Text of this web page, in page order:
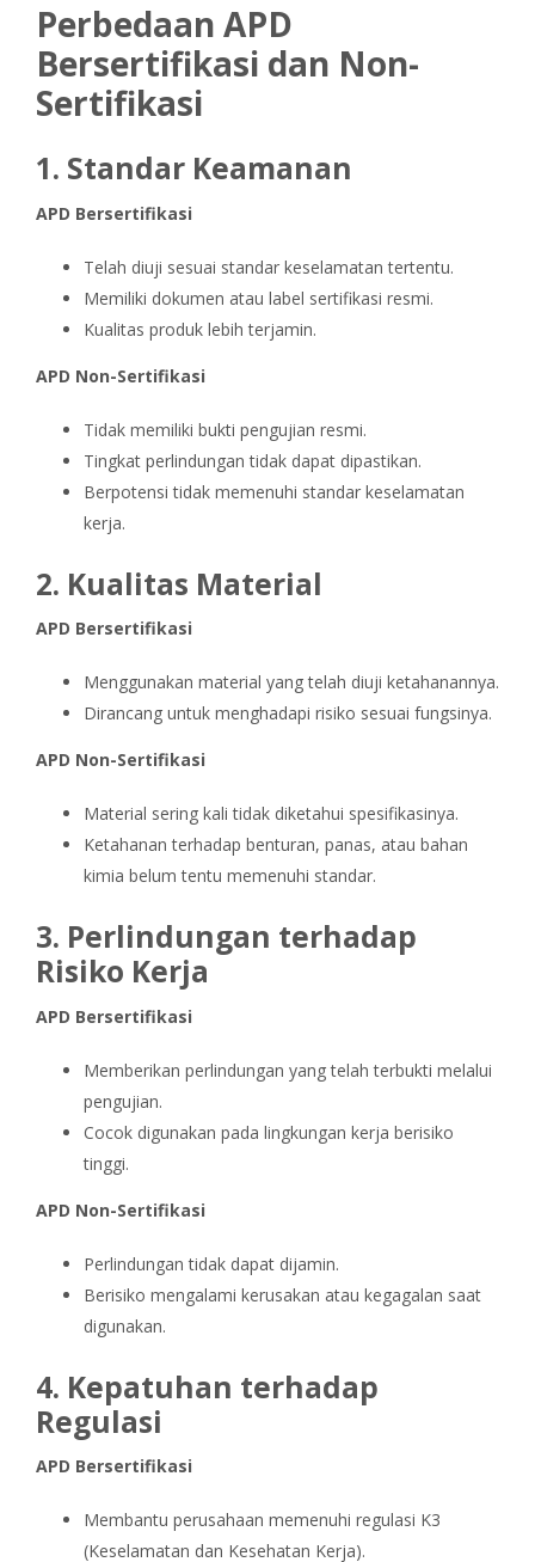
Perbedaan APD
Bersertifikasi dan Non-
Sertifikasi
1. Standar Keamanan
APD Bersertifikasi
Telah diuji sesuai standar keselamatan tertentu.
Memiliki dokumen atau label sertifikasi resmi.
Kualitas produk lebih terjamin.
APD Non-Sertifikasi
Tidak memiliki bukti pengujian resmi.
Tingkat perlindungan tidak dapat dipastikan.
Berpotensi tidak memenuhi standar keselamatan
kerja.
2. Kualitas Material
APD Bersertifikasi
Menggunakan material yang telah diuji ketahanannya.
Dirancang untuk menghadapi risiko sesuai fungsinya.
APD Non-Sertifikasi
Material sering kali tidak diketahui spesifikasinya.
Ketahanan terhadap benturan, panas, atau bahan
kimia belum tentu memenuhi standar.
3. Perlindungan terhadap
Risiko Kerja
APD Bersertifikasi
Memberikan perlindungan yang telah terbukti melalui
pengujian.
Cocok digunakan pada lingkungan kerja berisiko
tinggi.
APD Non-Sertifikasi
Perlindungan tidak dapat dijamin.
Berisiko mengalami kerusakan atau kegagalan saat
digunakan.
4. Kepatuhan terhadap
Regulasi
APD Bersertifikasi
Membantu perusahaan memenuhi regulasi K3
(Keselamatan dan Kesehatan Kerja).